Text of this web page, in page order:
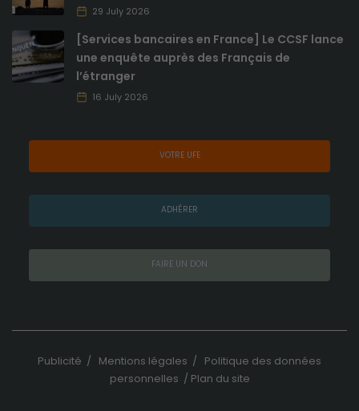
29 July 2026
[Services bancaires en France] Le CCSF lance
une enquête auprès des Français de
l’étranger
16 July 2026
VOTRE UFE
ADHÉRER
FAIRE UN DON
Publicité / Mentions légales / Politique des données
personnelles / Plan du site
nécessaires au
bon
fonctionnement
Ces cookies
sont utilisés